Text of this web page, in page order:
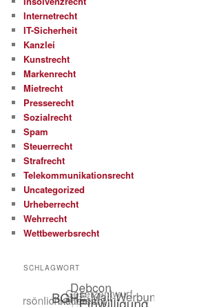
Internetrecht
IT-Sicherheit
Kanzlei
Kunstrecht
Markenrecht
Mietrecht
Presserecht
Sozialrecht
Spam
Steuerrecht
Strafrecht
Telekommunikationsrecht
Uncategorized
Urheberrecht
Wehrrecht
Wettbewerbsrecht
SCHLAGWORT